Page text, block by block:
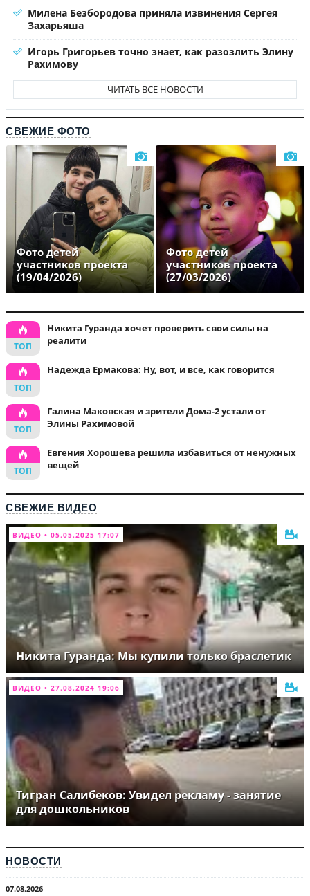
Милена Безбородова приняла извинения Сергея
Захарьяша
Игорь Григорьев точно знает, как разозлить Элину
Рахимову
ЧИТАТЬ ВСЕ НОВОСТИ
СВЕЖИЕ ФОТО
Фото детей
участников проекта
(19/04/2026)
Фото детей
участников проекта
(27/03/2026)
Никита Гуранда хочет проверить свои силы на
реалити
Надежда Ермакова: Ну, вот, и все, как говорится
Галина Маковская и зрители Дома-2 устали от
Элины Рахимовой
Евгения Хорошева решила избавиться от ненужных
вещей
СВЕЖИЕ ВИДЕО
ВИДЕО • 05.05.2025 17:07
Никита Гуранда: Мы купили только браслетик
ВИДЕО • 27.08.2024 19:06
Тигран Салибеков: Увидел рекламу - занятие
для дошкольников
НОВОСТИ
07.08.2026